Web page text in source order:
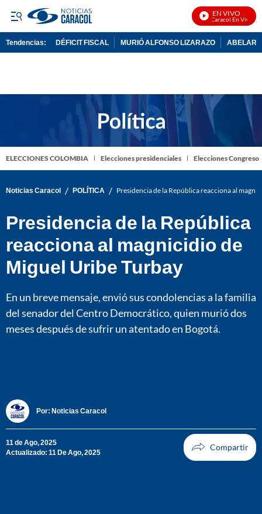
EN VIVO
Noticias Caracol En Vivo
Tendencias: DÉFICIT FISCAL MURIÓ ALFONSO LIZARAZO
ELECCIONES COLOMBIA Elecciones presidenciales Elecciones Congreso
Noticias Caracol / POLÍTICA / Presidencia de la República reacciona al
Presidencia de la República
reacciona al magnicidio de
Miguel Uribe Turbay
En un breve mensaje, envió sus condolencias a la familia
del senador del Centro Democrático, quien murió dos
meses después de sufrir un atentado en Bogotá.
Por: Noticias Caracol
11 de Ago, 2025
Actualizado: 11 De Ago, 2025